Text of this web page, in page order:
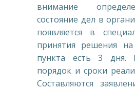
внимание
состояние дел в
появляется в
принятия решения
пункта есть 3 дня.
порядок и сроки
Составляются